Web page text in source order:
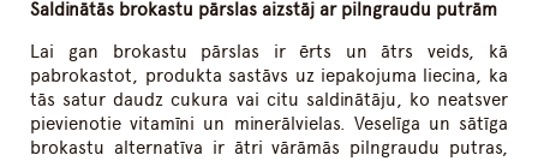
Saldinātās brokastu pārslas aizstāj ar pilngraudu putrām
Lai gan brokastu pārslas ir ērts un ātrs veids, kā
pabrokastot, produkta sastāvs uz iepakojuma liecina, ka
tās satur daudz cukura vai citu saldinātāju, ko neatsver
pievienotie vitamīni un minerālvielas. Veselīga un sātīga
brokastu alternatīva ir ātri vārāmās pilngraudu putras,